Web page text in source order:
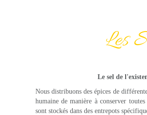
Les
Le sel de
Nous distribuons des épices de
humaine de manière à conserver
sont stockés dans des entrepots